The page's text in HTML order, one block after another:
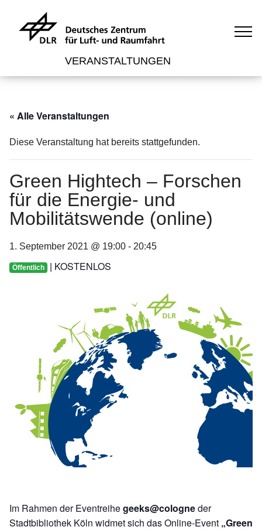
VERANSTALTUNGEN
« Alle Veranstaltungen
Diese Veranstaltung hat bereits stattgefunden.
Green Hightech – Forschen
für die Energie- und
Mobilitätswende (online)
1. September 2021 @ 19:00 - 20:45
Öffentlich KOSTENLOS
Im Rahmen der Eventreihegeeks@cologneder
Stadtbibliothek Köln widmet sich das Online-Event „Green